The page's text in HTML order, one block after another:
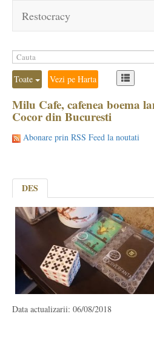
Restocracy
Toate Vezi pe Harta
Milu Cafe, cafenea boema
Cocor din Bucuresti
Abonare prin RSS Feed la noutati
DES
Data actualizarii: 06/08/2018